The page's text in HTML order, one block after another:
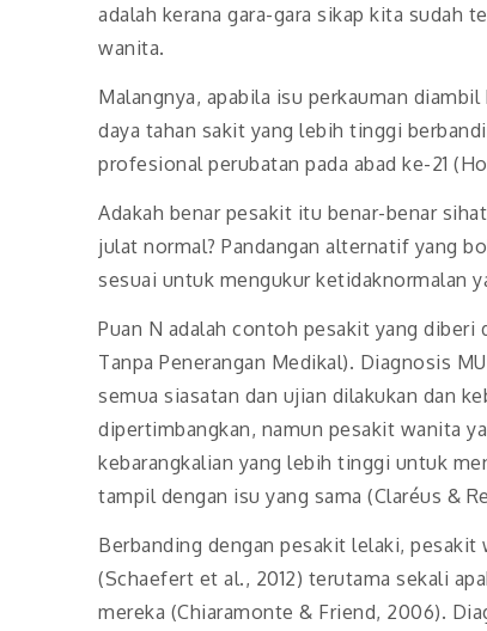
adalah kerana gara-gara sikap kita sudah
wanita.
Malangnya, apabila isu perkauman
daya tahan sakit yang lebih tinggi
profesional perubatan pada abad ke-21
Adakah benar pesakit itu benar-benar
julat normal? Pandangan alternatif yang
sesuai untuk mengukur ketidaknormalan
Puan N adalah contoh pesakit yang
Tanpa Penerangan Medikal). Diagnosis
semua siasatan dan ujian dilakukan dan
dipertimbangkan, namun pesakit wanita
kebarangkalian yang lebih tinggi untuk
tampil dengan isu yang sama (Claréus &
Berbanding dengan pesakit lelaki,
(Schaefert et al., 2012) terutama sekali
mereka (Chiaramonte & Friend, 2006).